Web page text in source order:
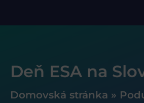
Deň ESA na
Domovská stránka »